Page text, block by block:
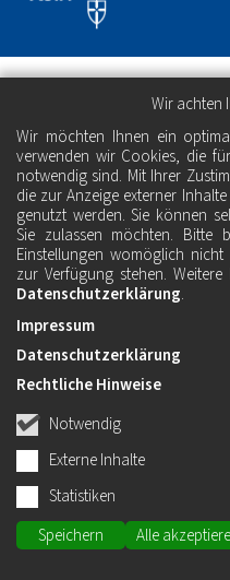
Wir achten
Wir möchten Ihnen ein
verwenden wir Cookies, die
notwendig sind. Mit Ihrer
die zur Anzeige externer
genutzt werden. Sie können
Sie zulassen möchten. Bitte
Einstellungen womöglich
zur Verfügung stehen.
Datenschutzerklärung.
Notwendig
Externe Inhalte
Statistiken
Speichern
Alle
Impressum
Datenschutzerklärung
Rechtliche Hinweise